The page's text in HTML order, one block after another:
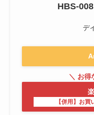
HBS-
デ